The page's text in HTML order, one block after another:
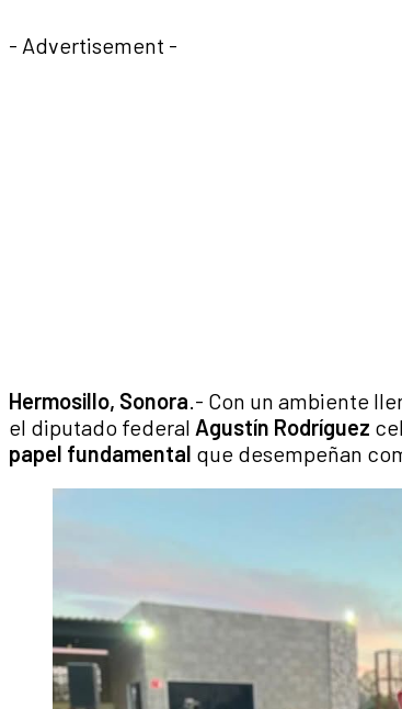
- Advertisement -
Hermosillo, Sonora.- Con un ambiente
el diputado federal Agustín Rodríguez
papel fundamental que desempeñan